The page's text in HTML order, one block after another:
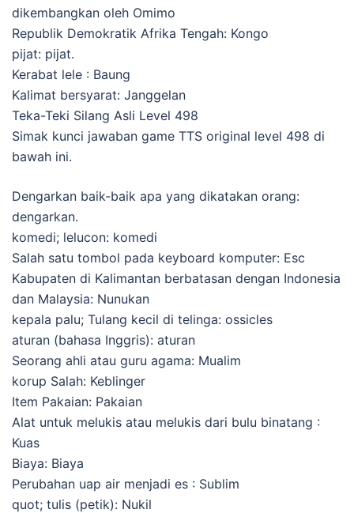
dikembangkan oleh Omimo
Republik Demokratik Afrika Tengah: Kongo
pijat: pijat.
Kerabat lele : Baung
Kalimat bersyarat: Janggelan
Teka-Teki Silang Asli Level 498
Simak kunci jawaban game TTS original level 498 di
bawah ini.
Dengarkan baik-baik apa yang dikatakan orang:
dengarkan.
komedi; lelucon: komedi
Salah satu tombol pada keyboard komputer: Esc
Kabupaten di Kalimantan berbatasan dengan Indonesia
dan Malaysia: Nunukan
kepala palu; Tulang kecil di telinga: ossicles
aturan (bahasa Inggris): aturan
Seorang ahli atau guru agama: Mualim
korup Salah: Keblinger
Item Pakaian: Pakaian
Alat untuk melukis atau melukis dari bulu binatang :
Kuas
Biaya: Biaya
Perubahan uap air menjadi es : Sublim
quot; tulis (petik): Nukil